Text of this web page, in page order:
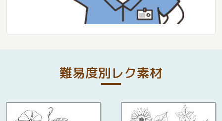
難易度別レク素材